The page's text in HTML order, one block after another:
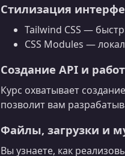
Стилизация
Tailwind CSS —
CSS Modules —
Создание API и
Курс охватывает
позволит вам
Файлы, загрузки и
Вы узнаете, как